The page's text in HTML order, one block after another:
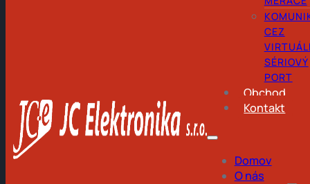
CEZ
SÉRIOVÝ
PORT
Obchod
Kontakt
Domov
O nás